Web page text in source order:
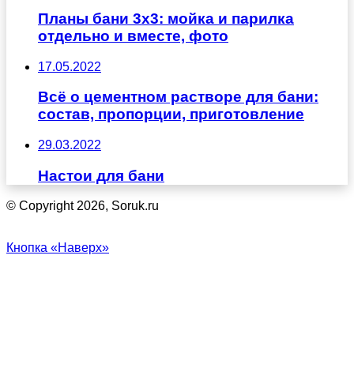
Планы бани 3х3: мойка и парилка
отдельно и вместе, фото
17.05.2022
Всё о цементном растворе для бани:
состав, пропорции, приготовление
29.03.2022
Настои для бани
© Copyright 2026, Soruk.ru
Кнопка «Наверх»